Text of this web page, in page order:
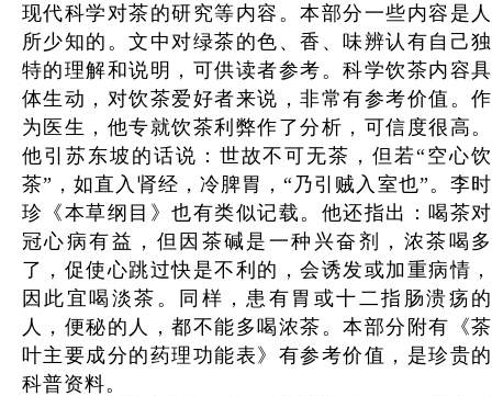
现代科学对茶的研究等内容。本部分一些内容是人
所少知的。文中对绿茶的色、香、味辨认有自己独
特的理解和说明，可供读者参考。科学饮茶内容具
体生动，对饮茶爱好者来说，非常有参考价值。作
为医生，他专就饮茶利弊作了分析，可信度很高。
他引苏东坡的话说：世故不可无茶，但若“空心饮
茶”，如直入肾经，冷脾胃，“乃引贼入室也”。李时
珍《本草纲目》也有类似记载。他还指出：喝茶对
冠心病有益，但因茶碱是一种兴奋剂，浓茶喝多
了，促使心跳过快是不利的，会诱发或加重病情，
因此宜喝淡茶。同样，患有胃或十二指肠溃疡的
人，便秘的人，都不能多喝浓茶。本部分附有《茶
叶主要成分的药理功能表》有参考价值，是珍贵的
科普资料。